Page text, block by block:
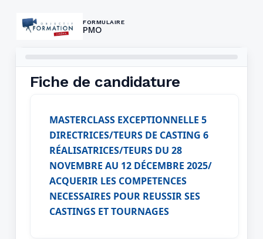
FORMULAIRE
PMO
Fiche de candidature
MASTERCLASS EXCEPTIONNELLE 5
DIRECTRICES/TEURS DE CASTING 6
RÉALISATRICES/TEURS DU 28
NOVEMBRE AU 12 DÉCEMBRE 2025/
ACQUERIR LES COMPETENCES
NECESSAIRES POUR REUSSIR SES
CASTINGS ET TOURNAGES